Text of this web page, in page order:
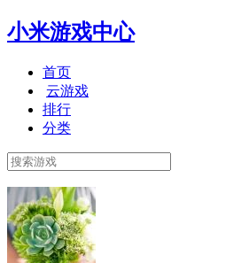
小米游戏中心
首页
云游戏
排行
分类